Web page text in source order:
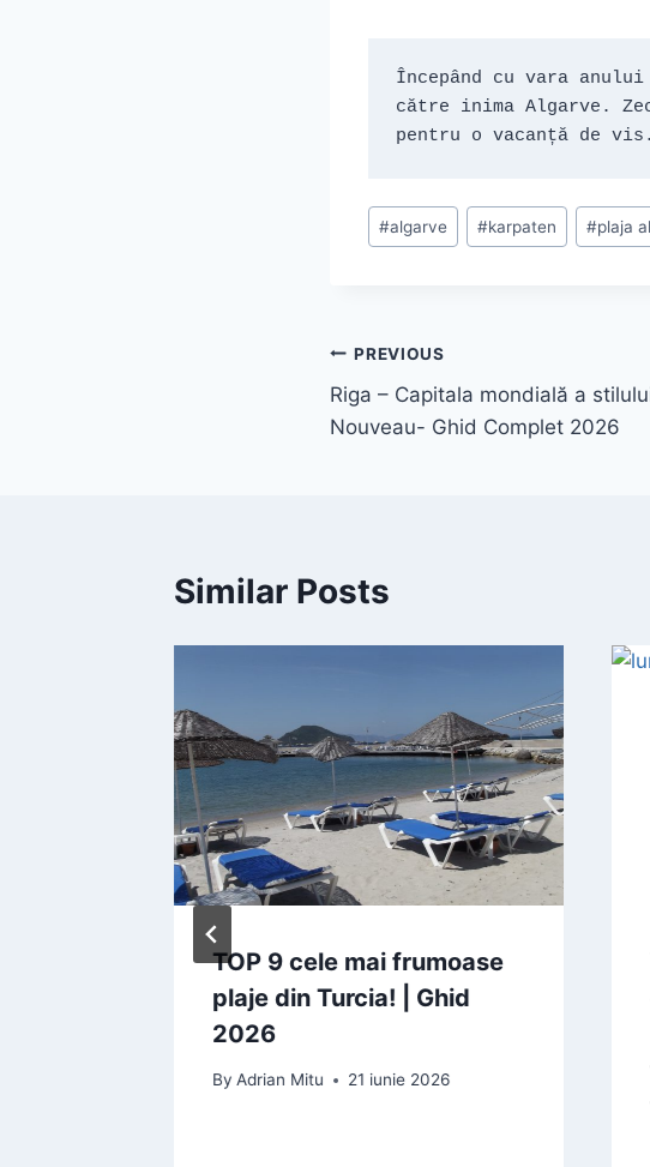
Începând cu vara
către inima Algarve.
pentru o vacanță de
Post
Tags:
#algarve #karpaten #plaja
Navigare
în
PREVIOUS
Riga – Capitala mondială a
Nouveau- Ghid Complet 2026
Similar Posts
TOP 9 cele mai frumoase
plaje din Turcia! | Ghid
2026
By Adrian Mitu 21 iunie 2026